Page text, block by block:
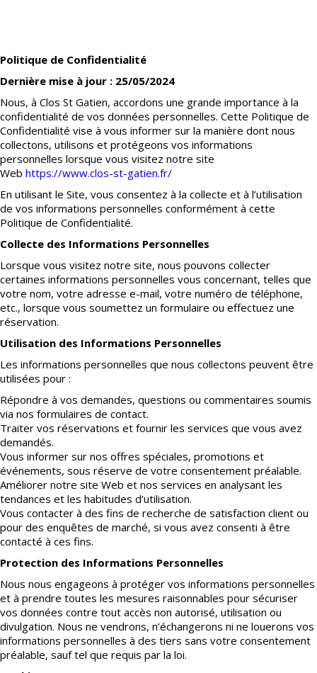
Politique de Confidentialité
Dernière mise à jour : 25/05/2024
Nous, à Clos St Gatien, accordons une grande importance à la
confidentialité de vos données personnelles. Cette Politique de
Confidentialité vise à vous informer sur la manière dont nous
collectons, utilisons et protégeons vos informations
personnelles lorsque vous visitez notre site
Web https://www.clos-st-gatien.fr/
En utilisant le Site, vous consentez à la collecte et à l’utilisation
de vos informations personnelles conformément à cette
Politique de Confidentialité.
Collecte des Informations Personnelles
Lorsque vous visitez notre site, nous pouvons collecter
certaines informations personnelles vous concernant, telles que
votre nom, votre adresse e-mail, votre numéro de téléphone,
etc., lorsque vous soumettez un formulaire ou effectuez une
réservation.
Utilisation des Informations Personnelles
Les informations personnelles que nous collectons peuvent être
utilisées pour :
Répondre à vos demandes, questions ou commentaires soumis
via nos formulaires de contact.
Traiter vos réservations et fournir les services que vous avez
demandés.
Vous informer sur nos offres spéciales, promotions et
événements, sous réserve de votre consentement préalable.
Améliorer notre site Web et nos services en analysant les
tendances et les habitudes d’utilisation.
Vous contacter à des fins de recherche de satisfaction client ou
pour des enquêtes de marché, si vous avez consenti à être
contacté à ces fins.
Protection des Informations Personnelles
Nous nous engageons à protéger vos informations personnelles
et à prendre toutes les mesures raisonnables pour sécuriser
vos données contre tout accès non autorisé, utilisation ou
divulgation. Nous ne vendrons, n’échangerons ni ne louerons vos
informations personnelles à des tiers sans votre consentement
préalable, sauf tel que requis par la loi.